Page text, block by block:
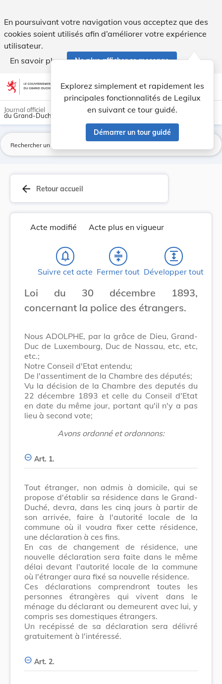
En poursuivant votre navigation vous acceptez que des
cookies soient utilisés afin d’améliorer votre expérience
utilisateur.
En savoir plus
Ne plus afficher ce message
Aller au contenu account_circle help Aide
Explorez simplement et rapidement les
principales fonctionnalités de Legilux
en suivant ce tour guidé.
Démarrer un tour guidé
light_mode dark_mode
Journal officiel
du Grand-Duché de Luxembourg
arrow_back Retour accueil
Acte modifié Acte plus en vigueur
notifications_none
Suivre cet acte
compress
Fermer tout
expand
Développer tout
Loi du 30 décembre 1893,
concernant la police des étrangers.
Nous ADOLPHE, par la grâce de Dieu, Grand-
Duc de Luxembourg, Duc de Nassau, etc, etc,
etc.;
Notre Conseil d'Etat entendu;
De l'assentiment de la Chambre des députés;
Vu la décision de la Chambre des deputés du
22 décembre 1893 et celle du Conseil d'Etat
en date du même jour, portant qu'il n'y a pas
lieu à second vote;
Avons ordonné et ordonnons:
Art. 1.
Tout étranger, non admis à domicile, qui se
propose d'établir sa résidence dans le Grand-
Duché, devra, dans les cinq jours à partir de
son arrivée, faire à l'autorité locale de la
commune où il voudra fixer cette résidence,
une déclaration à ces fins.
En cas de changement de résidence, une
nouvelle déclaration sera faite dans le même
délai devant l'autorité locale de la commune
où l'étranger aura fixé sa nouvelle résidence.
Ces déclarations comprendront toutes les
personnes étrangères qui vivent dans le
ménage du déclarant ou demeurent avec lui, y
compris ses domestiques étrangers.
Un recépissé de sa déclaration sera délivré
gratuitement à l'intéressé.
Art. 2.